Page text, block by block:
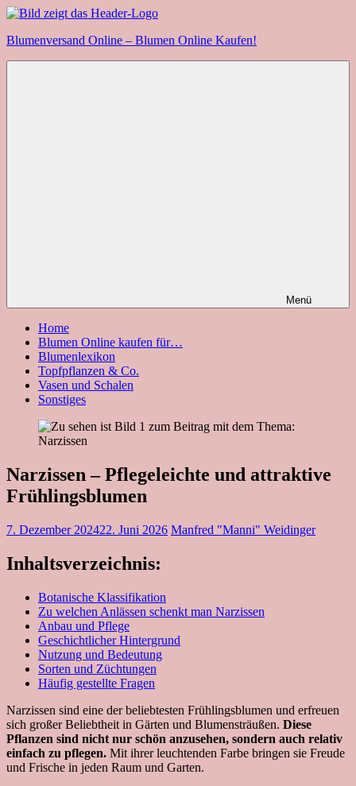
Zum
springen
Blumenversand Online – Blumen Online Kaufen!
Menü
Home
Blumen Online kaufen für…
Blumenlexikon
Topfpflanzen & Co.
Vasen und Schalen
Sonstiges
Narzissen – Pflegeleichte und attraktive
Frühlingsblumen
7. Dezember 202422. Juni 2026 Manfred "Manni" Weidinger
Inhaltsverzeichnis:
Botanische Klassifikation
Zu welchen Anlässen schenkt man Narzissen
Anbau und Pflege
Geschichtlicher Hintergrund
Nutzung und Bedeutung
Sorten und Züchtungen
Häufig gestellte Fragen
Narzissen sind eine der beliebtesten Frühlingsblumen und erfreuen
sich großer Beliebtheit in Gärten und Blumensträußen. Diese
Pflanzen sind nicht nur schön anzusehen, sondern auch relativ
einfach zu pflegen. Mit ihrer leuchtenden Farbe bringen sie Freude
und Frische in jeden Raum und Garten.